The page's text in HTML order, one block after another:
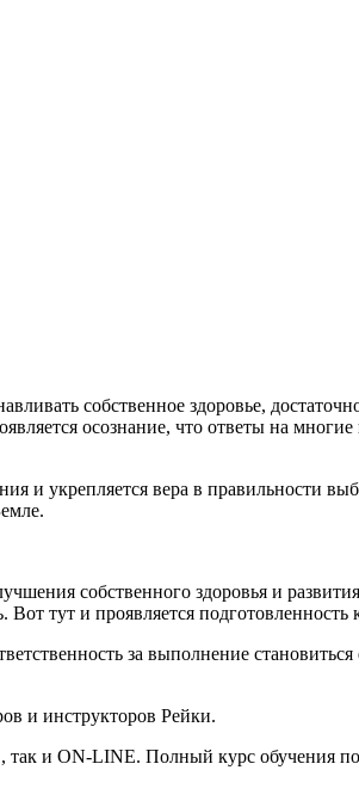
собственное здоровье,
осознание, что ответы на многие
и укрепляется вера в правильности
собственного здоровья и
тут и проявляется подготовленность
за выполнение
и инструкторов Рейки.
и ON-LINE. Полный курс обучения